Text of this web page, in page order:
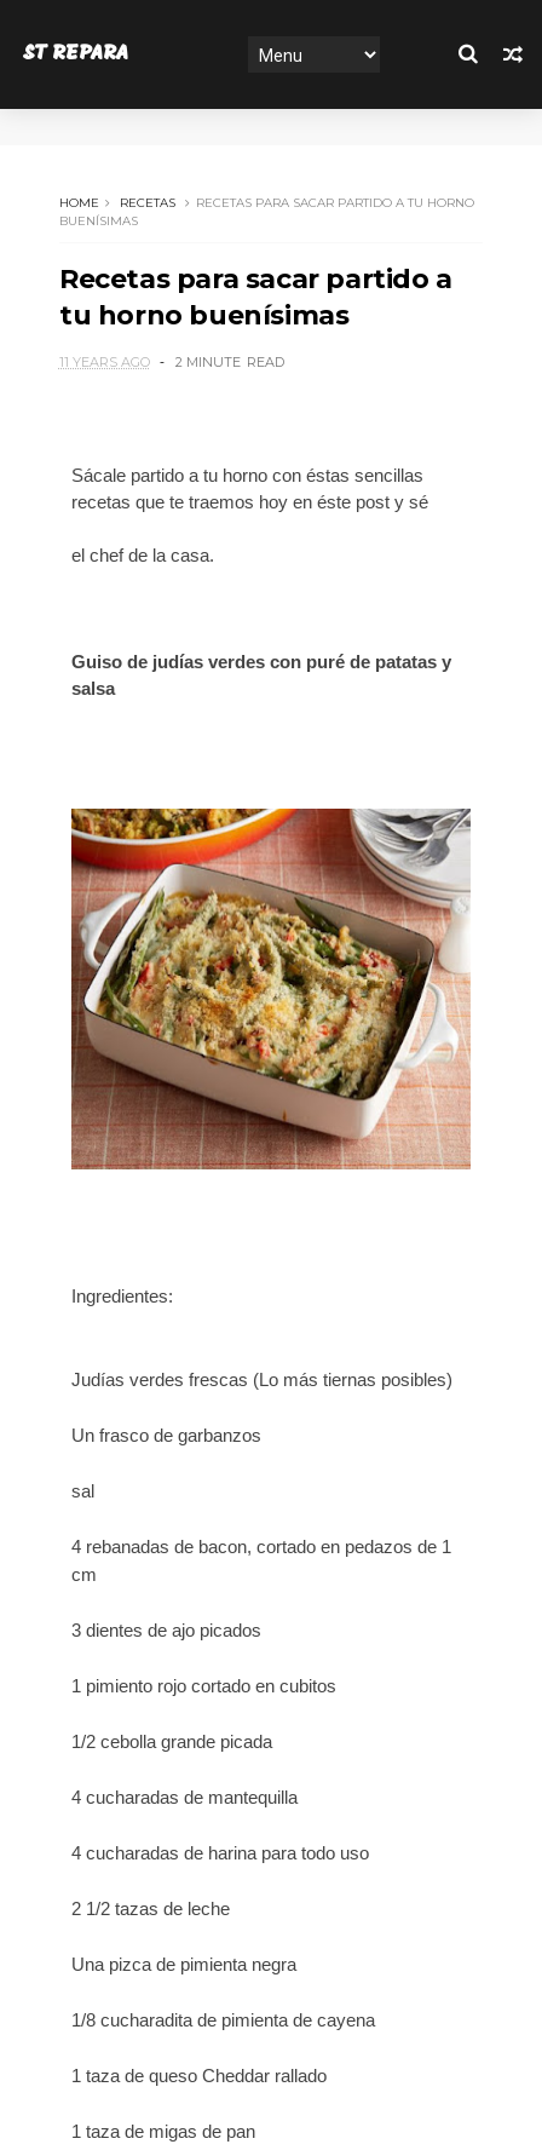
ST REPARA
HOME RECETAS
RECETAS PARA SACAR PARTIDO A TU HORNO
BUENÍSIMAS
Recetas para sacar partido a
tu horno buenísimas
11 YEARS AGO 2 MINUTE READ
Sácale partido a tu horno con éstas sencillas
recetas que te traemos hoy en éste post y sé
el chef de la casa.
Guiso de judías verdes con puré de patatas y
salsa
Ingredientes:
Judías verdes frescas (Lo más tiernas posibles)
Un frasco de garbanzos
sal
4 rebanadas de bacon, cortado en pedazos de 1
cm
3 dientes de ajo picados
1 pimiento rojo cortado en cubitos
1/2 cebolla grande picada
4 cucharadas de mantequilla
4 cucharadas de harina para todo uso
2 1/2 tazas de leche
Una pizca de pimienta negra
1/8 cucharadita de pimienta de cayena
1 taza de queso Cheddar rallado
1 taza de migas de pan